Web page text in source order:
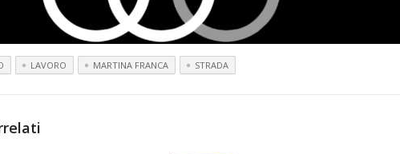
LAVORO MARTINA FRANCA STRADA